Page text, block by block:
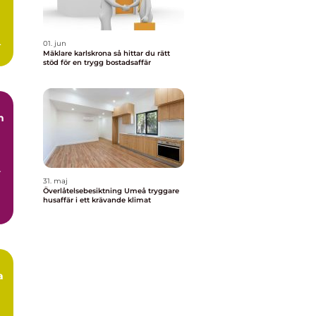
01. jun
Mäklare karlskrona så hittar du rätt
stöd för en trygg bostadsaffär
31. maj
Överlåtelsebesiktning Umeå tryggare
husaffär i ett krävande klimat